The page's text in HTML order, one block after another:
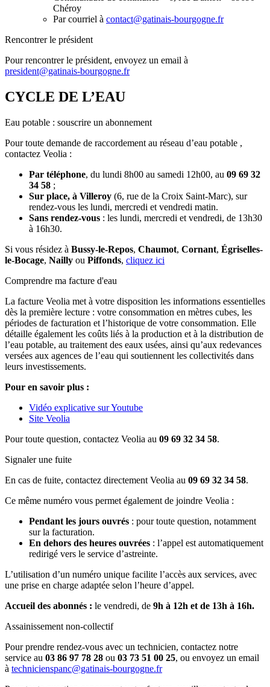
Chéroy
Par courriel à contact@gatinais-bourgogne.fr
Rencontrer le président
Pour rencontrer le président, envoyez un email à
president@gatinais-bourgogne.fr
CYCLE DE L’EAU
Eau potable : souscrire un abonnement
Pour toute demande de raccordement au réseau d’eau potable ,
contactez Veolia :
Par téléphone, du lundi 8h00 au samedi 12h00, au 09 69 32
34 58 ;
Sur place, à Villeroy (6, rue de la Croix Saint-Marc), sur
rendez-vous les lundi, mercredi et vendredi matin.
Sans rendez-vous : les lundi, mercredi et vendredi, de 13h30
à 16h30.
Si vous résidez à Bussy-le-Repos, Chaumot, Cornant, Égriselles-
le-Bocage, Nailly ou Piffonds, cliquez ici
Comprendre ma facture d'eau
La facture Veolia met à votre disposition les informations essentielles
dès la première lecture : votre consommation en mètres cubes, les
périodes de facturation et l’historique de votre consommation. Elle
détaille également les coûts liés à la production et à la distribution de
l’eau potable, au traitement des eaux usées, ainsi qu’aux redevances
versées aux agences de l’eau qui soutiennent les collectivités dans
leurs investissements.
Pour en savoir plus :
Vidéo explicative sur Youtube
Site Veolia
Pour toute question, contactez Veolia au 09 69 32 34 58.
Signaler une fuite
En cas de fuite, contactez directement Veolia au 09 69 32 34 58.
Ce même numéro vous permet également de joindre Veolia :
Pendant les jours ouvrés : pour toute question, notamment
sur la facturation.
En dehors des heures ouvrées : l’appel est automatiquement
redirigé vers le service d’astreinte.
L’utilisation d’un numéro unique facilite l’accès aux services, avec
une prise en charge adaptée selon l’heure d’appel.
Accueil des abonnés : le vendredi, de 9h à 12h et de 13h à 16h.
Assainissement non-collectif
Pour prendre rendez-vous avec un technicien, contactez notre
service au 03 86 97 78 28 ou 03 73 51 00 25, ou envoyez un email
à technicienspanc@gatinais-bourgogne.fr